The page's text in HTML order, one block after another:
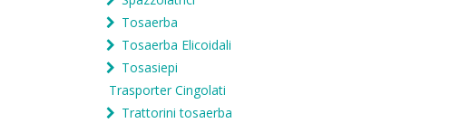
Tosaerba
Tosaerba Elicoidali
Tosasiepi
Trasporter Cingolati
Trattorini tosaerba